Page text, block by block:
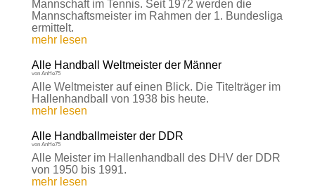
Mannschaft im Tennis. Seit 1972 werden die
Mannschaftsmeister im Rahmen der 1. Bundesliga
ermittelt.
mehr lesen
Alle Handball Weltmeister der Männer
von AnHe75
Alle Weltmeister auf einen Blick. Die Titelträger im
Hallenhandball von 1938 bis heute.
mehr lesen
Alle Handballmeister der DDR
von AnHe75
Alle Meister im Hallenhandball des DHV der DDR
von 1950 bis 1991.
mehr lesen